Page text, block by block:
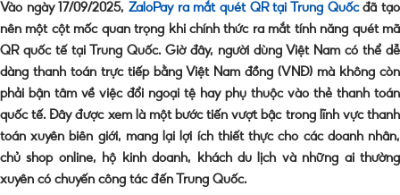
Vào ngày 17/09/2025, ZaloPay ra mắt quét QR tại Trung Quốcđã tạo
nên một cột mốc quan trọng khi chính thức ra mắt tính năng quét mã
QR quốc tế tại Trung Quốc. Giờ đây, người dùng Việt Nam có thể dễ
dàng thanh toán trực tiếp bằng Việt Nam đồng (VNĐ) mà không còn
phải bận tâm về việc đổi ngoại tệ hay phụ thuộc vào thẻ thanh toán
quốc tế. Đây được xem là một bước tiến vượt bậc trong lĩnh vực thanh
toán xuyên biên giới, mang lại lợi ích thiết thực cho các doanh nhân,
chủ shop online, hộ kinh doanh, khách du lịch và những ai thường
xuyên có chuyến công tác đến Trung Quốc.